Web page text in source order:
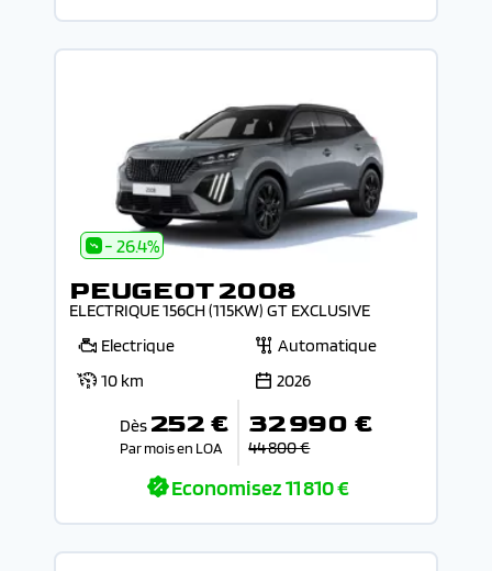
- 26.4%
PEUGEOT 2008
ELECTRIQUE 156CH (115KW) GT EXCLUSIVE
Electrique
Automatique
10 km
2026
Dès 252 €
Par mois en LOA
32 990 €
44 800 €
Economisez11 810 €